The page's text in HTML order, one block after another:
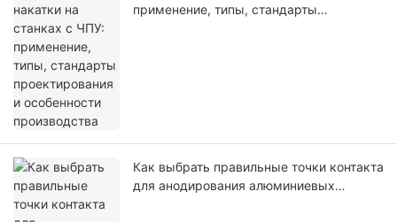
применение, типы, стандарты
Как выбрать правильные точки контакта
для анодирования алюминиевых